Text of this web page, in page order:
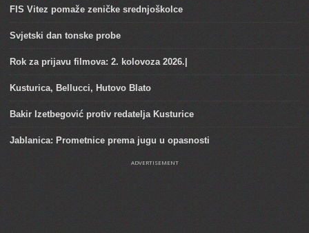
FIS Vitez pomaže zeničke srednjoškolce
Svjetski dan tonske probe
Rok za prijavu filmova: 2. kolovoza 2026.|
Kusturica, Bellucci, Hutovo Blato
Bakir Izetbegović protiv redatelja Kusturice
Jablanica: Prometnice prema jugu u opasnosti
ADVERTISEMENT